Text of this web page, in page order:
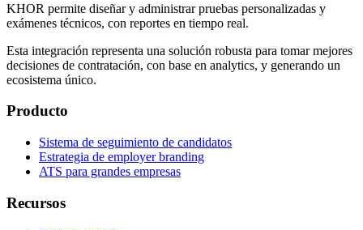
KHOR permite diseñar y administrar pruebas personalizadas y
exámenes técnicos, con reportes en tiempo real.
Esta integración representa una solución robusta para tomar mejores
decisiones de contratación, con base en analytics, y generando un
ecosistema único.
Producto
Sistema de seguimiento de candidatos
Estrategia de employer branding
ATS para grandes empresas
Recursos